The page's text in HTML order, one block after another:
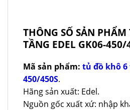
THÔNG SỐ SẢN
TẦNG EDEL GK06-450/
Mã sản phẩm: tủ đồ khô 6
450/450S.
Hãng sản xuất: Edel.
Nguồn gốc xuất xứ: nhập